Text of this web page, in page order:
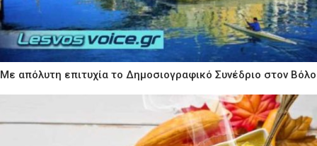
Με απόλυτη επιτυχία το Δημοσιογραφικό Συνέδριο στον Βόλο